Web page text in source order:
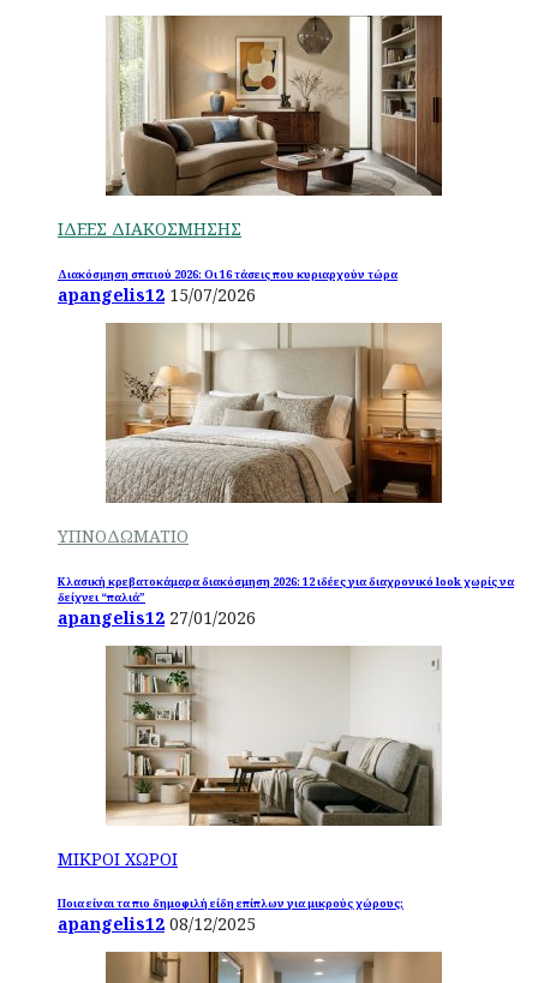
ΙΔΕΕΣ ΔΙΑΚΟΣΜΗΣΗΣ
Διακόσμηση σπιτιού 2026: Οι 16 τάσεις που κυριαρχούν τώρα
apangelis12 15/07/2026
ΥΠΝΟΔΩΜΑΤΙΟ
Κλασική κρεβατοκάμαρα διακόσμηση 2026: 12 ιδέες για διαχρονικό look χωρίς να
δείχνει “παλιά”
apangelis12 27/01/2026
ΜΙΚΡΟΙ ΧΩΡΟΙ
Ποια είναι τα πιο δημοφιλή είδη επίπλων για μικρούς χώρους;
apangelis12 08/12/2025